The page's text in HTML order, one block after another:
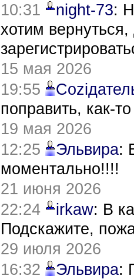
10:31
night-73:
хотим
15 мая 2026
19:55
поправить, как-
19 мая 2026
12:25
Эльвира:
моментально!!!!
21 июня 2026
22:24
irkaw: В
Подскажите,
29 июля 2026
16:32
Эльвира: